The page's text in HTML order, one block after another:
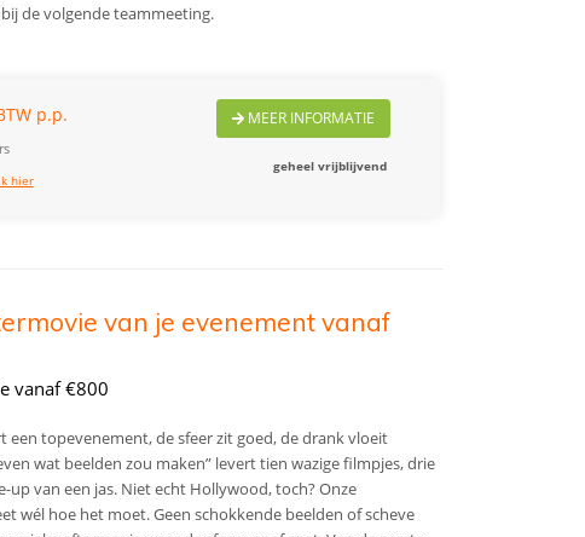
de volgende teammeeting.
p.p.
hier
MEER INFORMATIE
geheel vrijblijvend
van je evenement vanaf
vanaf €800
een top­evenement, de sfeer zit goed, de drank vloeit
wat beelden zou maken” levert tien wazige filmpjes, drie
up van een jas. Niet echt Hollywood, toch? Onze
wél hoe het moet. Geen schokkende beelden of scheve